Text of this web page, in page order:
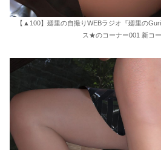
【▲100】廻里の自撮りWEBラジオ『廻里の
ス★のコーナー001 新コ